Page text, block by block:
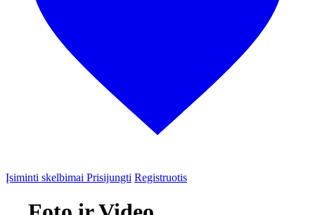
Įsiminti skelbimai Prisijungti Registruotis